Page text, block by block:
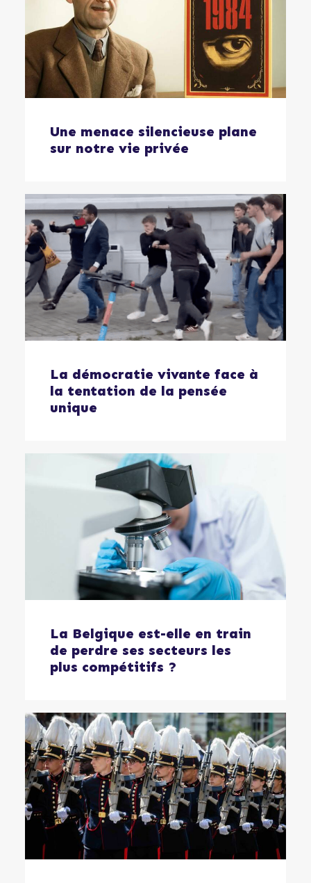
Une menace silencieuse plane
sur notre vie privée
La démocratie vivante face à
la tentation de la pensée
unique
La Belgique est-elle en train
de perdre ses secteurs les
plus compétitifs ?